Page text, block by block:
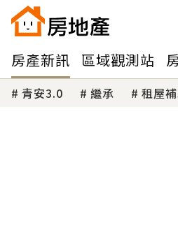
房產新訊 區域觀測站
青安3.0 繼承 租屋